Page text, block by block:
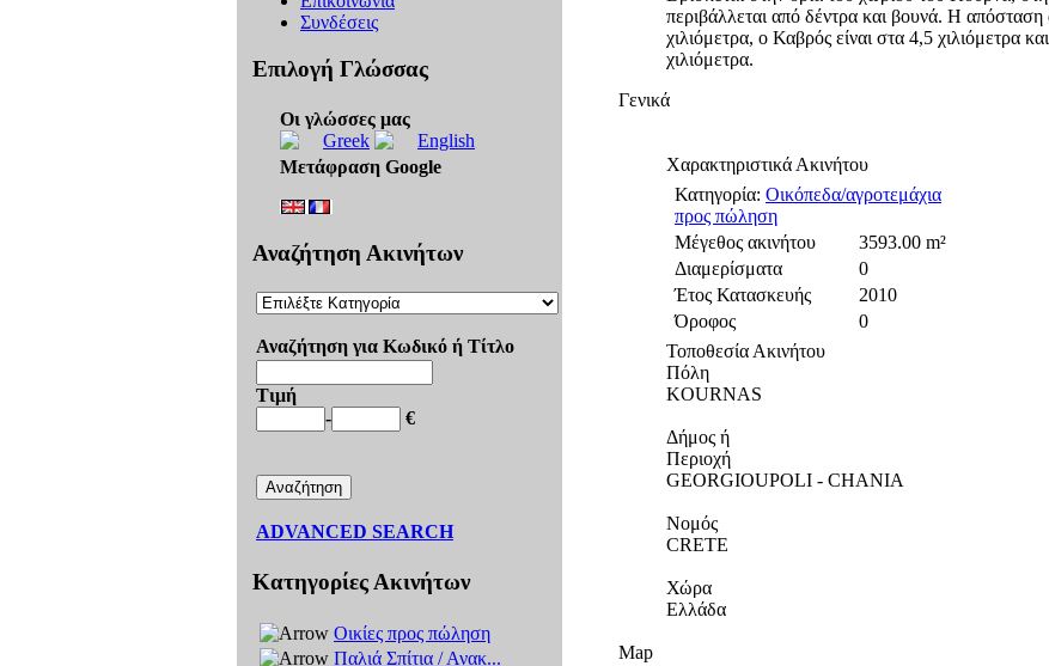
Συνδέσεις
Επιλογή Γλώσσας
Οι γλώσσες μας
Μετάφραση Google
Αναζήτηση Ακινήτων
Αναζήτηση για Κωδικό ή Τίτλο
Τιμή
-
€
ADVANCED SEARCH
Κατηγορίες Ακινήτων
Οικίες προς πώληση
Παλιά Σπίτια / Ανακ...
περιβάλλεται από δέντρα και βουνά. Η απόσταση
χιλιόμετρα, ο Καβρός είναι στα 4,5 χιλιόμετρα
χιλιόμετρα.
Γενικά
Χαρακτηριστικά Ακινήτου
Κατηγορία: Οικόπεδα/αγροτεμάχια
προς πώληση
Μέγεθος ακινήτου
3593.00 m²
Διαμερίσματα
0
Έτος Κατασκευής
2010
Όροφος
0
Τοποθεσία Ακινήτου
Πόλη
KOURNAS
Δήμος ή
Περιοχή
GEORGIOUPOLI - CHANIA
Νομός
CRETE
Χώρα
Ελλάδα
Map